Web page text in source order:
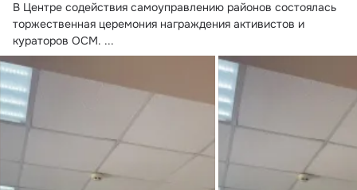
В Центре содействия самоуправлению районов состоялась
торжественная церемония награждения активистов и
кураторов ОСМ. ...